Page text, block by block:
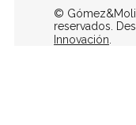
©
reservados.
Innovación